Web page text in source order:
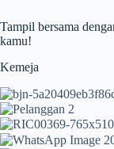
Tampil bersama
kamu!
Kemeja